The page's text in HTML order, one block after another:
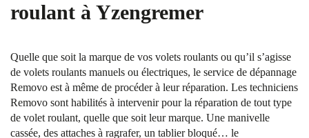
roulant à Yzengremer
Quelle que soit la marque de vos volets roulants ou qu’il s’agisse
de volets roulants manuels ou électriques, le service de dépannage
Removo est à même de procéder à leur réparation. Les techniciens
Removo sont habilités à intervenir pour la réparation de tout type
de volet roulant, quelle que soit leur marque. Une manivelle
cassée, des attaches à ragrafer, un tablier bloqué… le